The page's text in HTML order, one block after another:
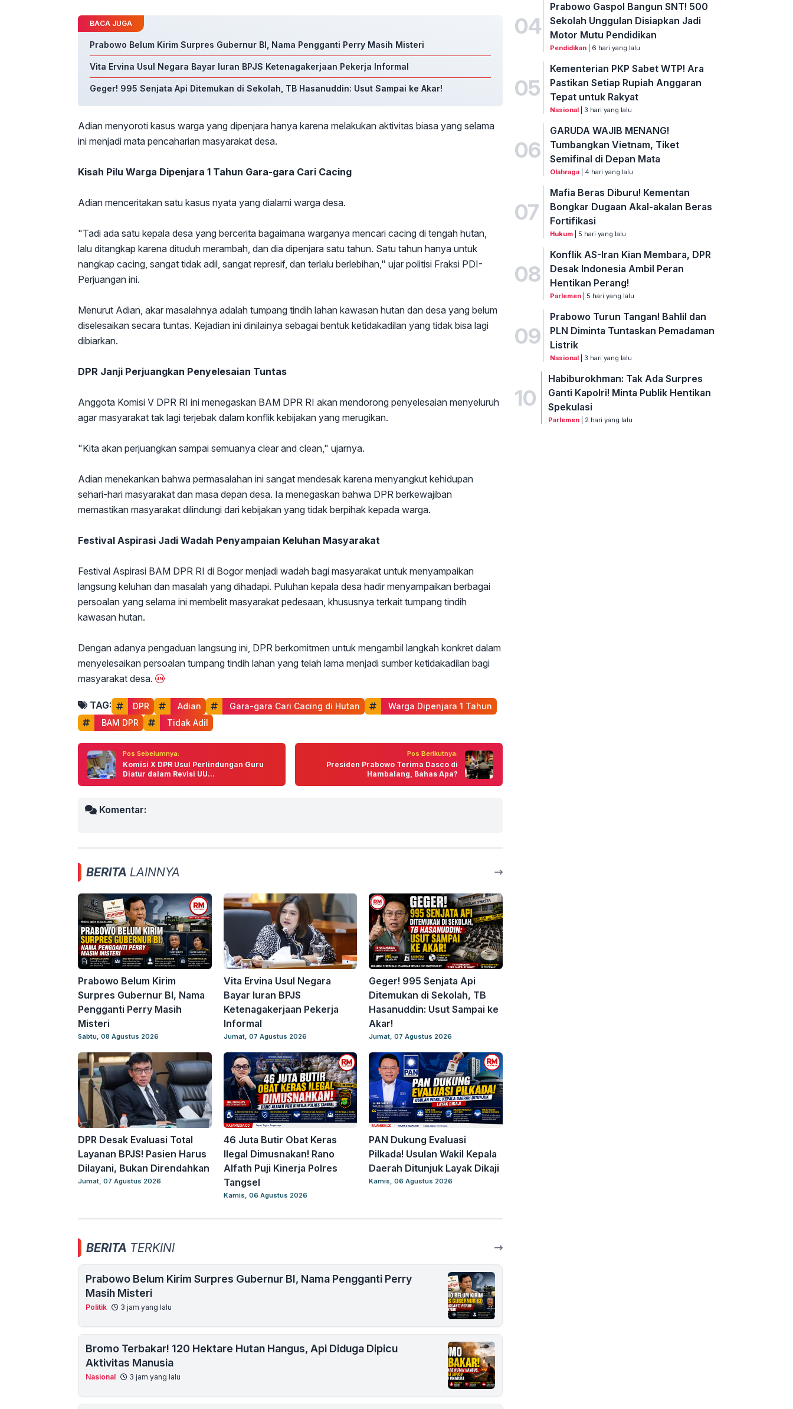
BACA JUGA
Prabowo Belum Kirim Surpres Gubernur BI, Nama Pengganti Perry Masih Misteri
Vita Ervina Usul Negara Bayar Iuran BPJS Ketenagakerjaan Pekerja Informal
Geger! 995 Senjata Api Ditemukan di Sekolah, TB Hasanuddin: Usut Sampai ke Akar!
Adian menyoroti kasus warga yang dipenjara hanya karena melakukan aktivitas biasa yang selama
ini menjadi mata pencaharian masyarakat desa.
Kisah Pilu Warga Dipenjara 1 Tahun Gara-gara Cari Cacing
Adian menceritakan satu kasus nyata yang dialami warga desa.
"Tadi ada satu kepala desa yang bercerita bagaimana warganya mencari cacing di tengah hutan,
lalu ditangkap karena dituduh merambah, dan dia dipenjara satu tahun. Satu tahun hanya untuk
nangkap cacing, sangat tidak adil, sangat represif, dan terlalu berlebihan," ujar politisi Fraksi PDI-
Perjuangan ini.
Menurut Adian, akar masalahnya adalah tumpang tindih lahan kawasan hutan dan desa yang belum
diselesaikan secara tuntas. Kejadian ini dinilainya sebagai bentuk ketidakadilan yang tidak bisa lagi
dibiarkan.
DPR Janji Perjuangkan Penyelesaian Tuntas
Anggota Komisi V DPR RI ini menegaskan BAM DPR RI akan mendorong penyelesaian menyeluruh
agar masyarakat tak lagi terjebak dalam konflik kebijakan yang merugikan.
"Kita akan perjuangkan sampai semuanya clear and clean," ujarnya.
Adian menekankan bahwa permasalahan ini sangat mendesak karena menyangkut kehidupan
sehari-hari masyarakat dan masa depan desa. Ia menegaskan bahwa DPR berkewajiban
memastikan masyarakat dilindungi dari kebijakan yang tidak berpihak kepada warga.
Festival Aspirasi Jadi Wadah Penyampaian Keluhan Masyarakat
Festival Aspirasi BAM DPR RI di Bogor menjadi wadah bagi masyarakat untuk menyampaikan
langsung keluhan dan masalah yang dihadapi. Puluhan kepala desa hadir menyampaikan berbagai
persoalan yang selama ini membelit masyarakat pedesaan, khususnya terkait tumpang tindih
kawasan hutan.
Dengan adanya pengaduan langsung ini, DPR berkomitmen untuk mengambil langkah konkret dalam
menyelesaikan persoalan tumpang tindih lahan yang telah lama menjadi sumber ketidakadilan bagi
masyarakat desa.
TAG: DPR Adian Gara-gara Cari Cacing di Hutan
Warga Dipenjara 1 Tahun
BAM DPR
Tidak Adil
Pos Sebelumnya:
Komisi X DPR Usul Perlindungan Guru
Diatur dalam Revisi UU...
Pos Berikutnya:
Presiden Prabowo Terima Dasco di
Hambalang, Bahas Apa?
Komentar:
BERITA LAINNYA
Prabowo Belum Kirim
Surpres Gubernur BI, Nama
Pengganti Perry Masih
Misteri
Sabtu, 08 Agustus 2026
Vita Ervina Usul Negara
Bayar Iuran BPJS
Ketenagakerjaan Pekerja
Informal
Jumat, 07 Agustus 2026
Geger! 995 Senjata Api
Ditemukan di Sekolah, TB
Hasanuddin: Usut Sampai ke
Akar!
Jumat, 07 Agustus 2026
DPR Desak Evaluasi Total
Layanan BPJS! Pasien Harus
Dilayani, Bukan Direndahkan
Jumat, 07 Agustus 2026
46 Juta Butir Obat Keras
Ilegal Dimusnakan! Rano
Alfath Puji Kinerja Polres
Tangsel
Kamis, 06 Agustus 2026
PAN Dukung Evaluasi
Pilkada! Usulan Wakil Kepala
Daerah Ditunjuk Layak Dikaji
Kamis, 06 Agustus 2026
BERITA TERKINI
Prabowo Belum Kirim Surpres Gubernur BI, Nama Pengganti Perry
Masih Misteri
Politik 3 jam yang lalu
Bromo Terbakar! 120 Hektare Hutan Hangus, Api Diduga Dipicu
Aktivitas Manusia
Nasional 3 jam yang lalu
04
Prabowo Gaspol Bangun SNT! 500
Sekolah Unggulan Disiapkan Jadi
Motor Mutu Pendidikan
Pendidikan | 6 hari yang lalu
05
Kementerian PKP Sabet WTP! Ara
Pastikan Setiap Rupiah Anggaran
Tepat untuk Rakyat
Nasional | 3 hari yang lalu
06
GARUDA WAJIB MENANG!
Tumbangkan Vietnam, Tiket
Semifinal di Depan Mata
Olahraga | 4 hari yang lalu
07
Mafia Beras Diburu! Kementan
Bongkar Dugaan Akal-akalan Beras
Fortifikasi
Hukum | 5 hari yang lalu
08
Konflik AS-Iran Kian Membara, DPR
Desak Indonesia Ambil Peran
Hentikan Perang!
Parlemen | 5 hari yang lalu
09
Prabowo Turun Tangan! Bahlil dan
PLN Diminta Tuntaskan Pemadaman
Listrik
Nasional | 3 hari yang lalu
10
Habiburokhman: Tak Ada Surpres
Ganti Kapolri! Minta Publik Hentikan
Spekulasi
Parlemen | 2 hari yang lalu